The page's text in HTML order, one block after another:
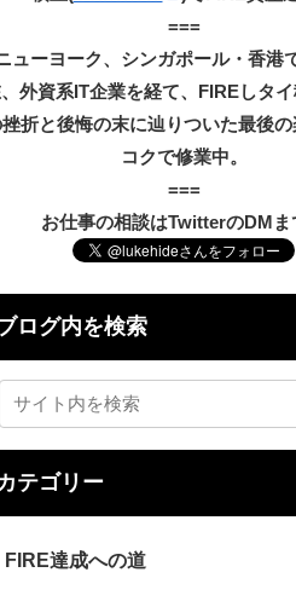
===
ューヨーク、シンガポール・香港
外資系IT企業を経て、FIREしタ
折と後悔の末に辿りついた最後
コクで修業中。
===
お仕事の相談はTwitterのDMま
ログ内を検索
テゴリー
FIRE達成への道